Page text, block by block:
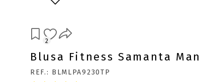
2
Blusa Fitness Samanta
REF.: BLMLPA9230TP